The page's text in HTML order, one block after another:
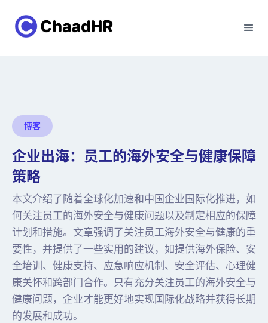
博客
企业出海：员工的海外安全与健康保障
策略
本文介绍了随着全球化加速和中国企业国际化推进，如
何关注员工的海外安全与健康问题以及制定相应的保障
计划和措施。文章强调了关注员工海外安全与健康的重
要性，并提供了一些实用的建议，如提供海外保险、安
全培训、健康支持、应急响应机制、安全评估、心理健
康关怀和跨部门合作。只有充分关注员工的海外安全与
健康问题，企业才能更好地实现国际化战略并获得长期
的发展和成功。